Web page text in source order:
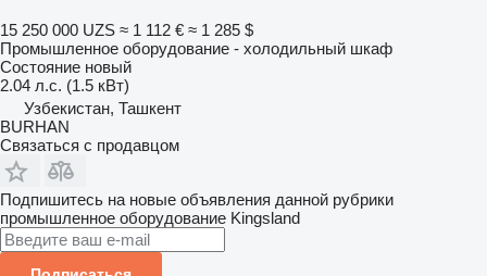
15 250 000 UZS ≈ 1 112 € ≈ 1 285 $
Промышленное оборудование - холодильный шкаф
Состояние новый
2.04 л.с. (1.5 кВт)
Узбекистан, Ташкент
BURHAN
Связаться с продавцом
Подпишитесь на новые объявления данной рубрики
промышленное оборудование Kingsland